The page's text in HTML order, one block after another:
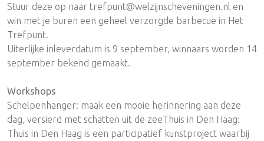
Stuur deze op naar trefpunt@welzijnscheveningen.nl en
win met je buren een geheel verzorgde barbecue in Het
Trefpunt.
Uiterlijke inleverdatum is 9 september, winnaars worden 14
september bekend gemaakt.
Workshops
Schelpenhanger: maak een mooie herinnering aan deze
dag, versierd met schatten uit de zeeThuis in Den Haag:
Thuis in Den Haag is een participatief kunstproject waarbij